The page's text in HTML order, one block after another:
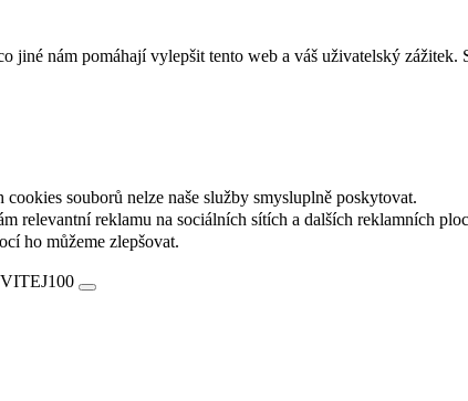
nám pomáhají vylepšit tento web a váš uživatelský zážitek.
souborů nelze naše služby smysluplně poskytovat.
relevantní reklamu na sociálních sítích a dalších reklamních
ho můžeme zlepšovat.